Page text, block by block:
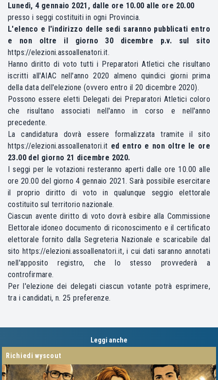
Lunedì, 4 gennaio 2021, dalle ore 10.00 alle ore 20.00
presso i seggi costituiti in ogni Provincia.
L'elenco e l'indirizzo delle sedi saranno pubblicati entro
e non oltre il giorno 30 dicembre p.v. sul sito
https://elezioni.assoallenatori.it.
Hanno diritto di voto tutti i Preparatori Atletici che risultano
iscritti all'AIAC nell'anno 2020 almeno quindici giorni prima
della data dell'elezione (ovvero entro il 20 dicembre 2020).
Possono essere eletti Delegati dei Preparatori Atletici coloro
che risultano associati nell'anno in corso e nell'anno
precedente.
La candidatura dovrà essere formalizzata tramite il sito
https://elezioni.assoallenatori.it ed entro e non oltre le ore
23.00 del giorno 21 dicembre 2020.
I seggi per le votazioni resteranno aperti dalle ore 10.00 alle
ore 20.00 del giorno 4 gennaio 2021. Sarà possibile esercitare
il proprio diritto di voto in qualunque seggio elettorale
costituito sul territorio nazionale.
Ciascun avente diritto di voto dovrà esibire alla Commissione
Elettorale idoneo documento di riconoscimento e il certificato
elettorale fornito dalla Segreteria Nazionale e scaricabile dal
sito https://elezioni.assoallenatori.it, i cui dati saranno annotati
nell'apposito registro, che lo stesso provvederà a
controfirmare.
Per l'elezione dei delegati ciascun votante potrà esprimere,
tra i candidati, n. 25 preferenze.
Leggi anche
richiedi wyscout